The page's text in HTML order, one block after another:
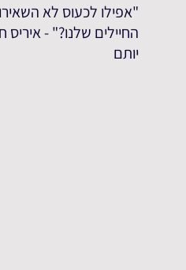
"אפילו לכעוס לא
החיילים שלנו?" -
יותם